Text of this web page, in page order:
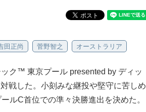
田正尚 菅野智之 オーストラリア
ク™ 東京プール presented by ディッ
戦した。小刻みな継投や堅守に苦しめ
ルC首位での準々決勝進出を決めた。